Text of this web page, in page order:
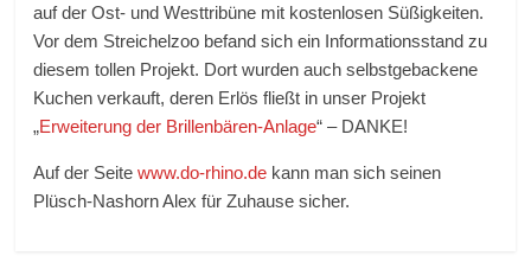
auf der Ost- und Westtribüne mit kostenlosen Süßigkeiten.
Vor dem Streichelzoo befand sich ein Informationsstand zu
diesem tollen Projekt. Dort wurden auch selbstgebackene
Kuchen verkauft, deren Erlös fließt in unser Projekt
„Erweiterung der Brillenbären-Anlage“ – DANKE!
Auf der Seitewww.do-rhino.de kann man sich seinen
Plüsch-Nashorn Alex für Zuhause sicher.